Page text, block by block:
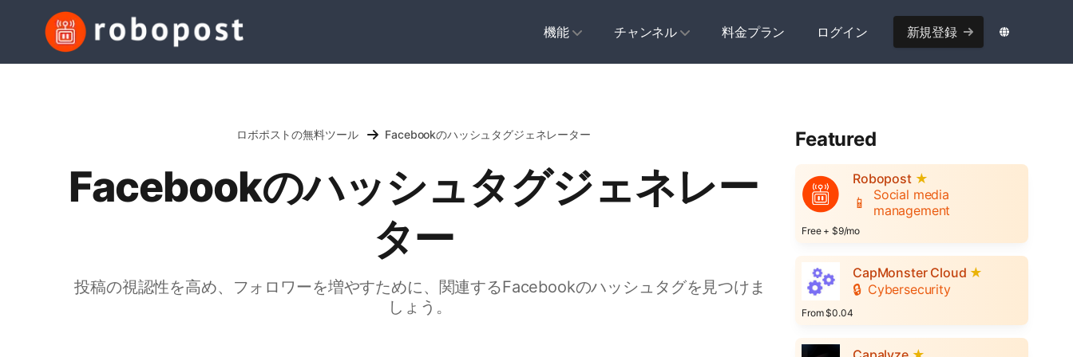
機能 チャンネル 料金プラン ログイン 新規登録
ロボポストの無料ツール Facebookのハッシュタグジェネレーター
Facebookのハッシュタグジェネレー
ター
投稿の視認性を高め、フォロワーを増やすために、関連するFacebookのハッシュタグを見つけま
しょう。
Featured
Robopost ★
📱
Social media
management
Free + $9/mo
CapMonster Cloud ★
🔒 Cybersecurity
From $0.04